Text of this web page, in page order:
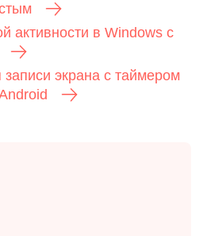
активности в Windows с
экрана с таймером